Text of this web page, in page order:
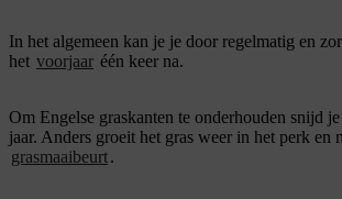
In het algemeen kan je je door regelmatig en
het voorjaar één keer na.
Om Engelse graskanten te onderhouden snijd
jaar. Anders groeit het gras weer in het perk
grasmaaibeurt.